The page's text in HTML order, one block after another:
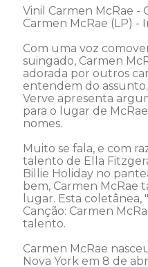
Vinil Carmen McRae -
Carmen McRae (LP) -
Com uma voz
suingado, Carmen
adorada por outros
entendem do
Verve apresenta
para o lugar de
nomes.
Muito se fala, e com
talento de Ella
Billie Holiday no
bem, Carmen McRae
lugar. Esta
Canção: Carmen
talento.
Carmen McRae
Nova York em 8 de